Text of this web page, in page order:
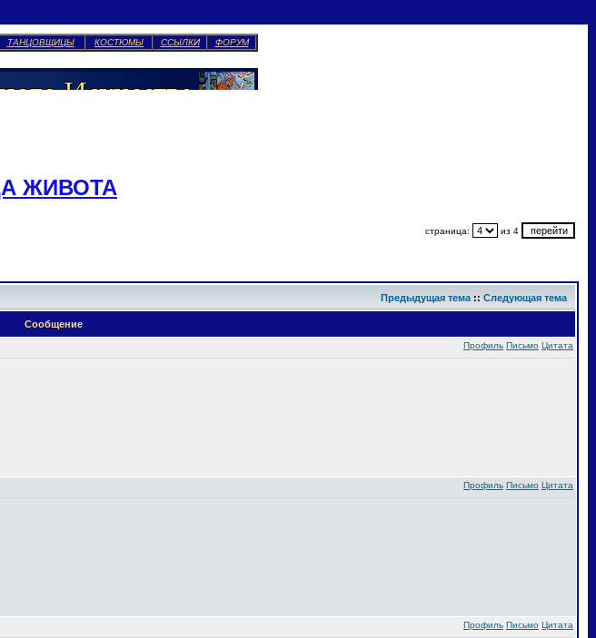
ТАНЦОВЩИЦЫ КОСТЮМЫ ССЫЛКИ ФОРУМ
ЖИВОТА
страница: из 4
Предыдущая тема :: Следующая тема
Сообщение
Профиль Письмо Цитата
Профиль Письмо Цитата
Профиль Письмо Цитата